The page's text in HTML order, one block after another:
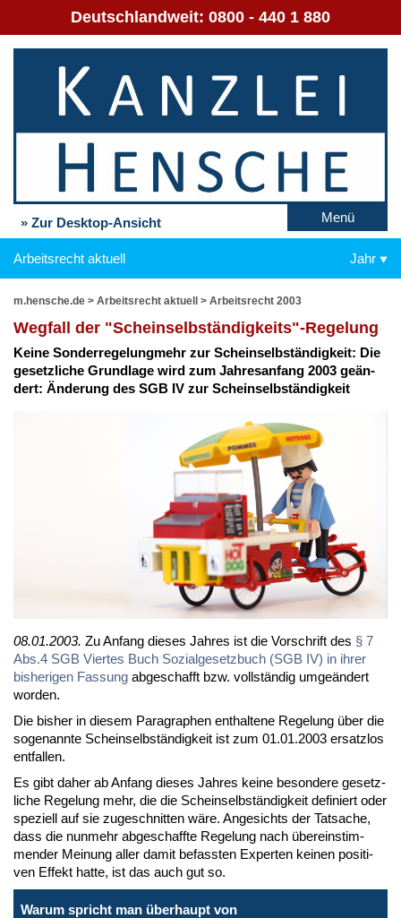
Deutschlandweit: 0800 - 440 1 880
» Zur Desktop-Ansicht Menü
Arbeitsrecht aktuell Jahr
m.hensche.de > Arbeitsrecht aktuell > Arbeitsrecht 2003
Weg­fall der "Schein­selb­stän­dig­keits"-Re­ge­lung
Kei­ne Son­der­re­ge­lung­mehr zur Schein­selb­stän­dig­keit: Die
ge­setz­li­che Grund­la­ge wird zum Jah­res­an­fang 2003 ge­än­
dert: Än­de­rung des SGB IV zur Schein­selb­stän­dig­keit
08.01.2003. Zu An­fang die­ses Jah­res ist die Vor­schrift des § 7
Abs.4 SGB Vier­tes Buch So­zi­al­ge­setz­buch (SGB IV) in ih­rer
bis­he­ri­gen Fas­sung ab­ge­schafft bzw. voll­stän­dig um­ge­än­dert
wor­den.
Die bis­her in die­sem Pa­ra­gra­phen ent­hal­te­ne Re­ge­lung über die
so­ge­nann­te Schein­selb­stän­dig­keit ist zum 01.01.2003 er­satz­los
ent­fal­len.
Es gibt da­her ab An­fang die­ses Jah­res kei­ne be­son­de­re ge­setz­
li­che Re­ge­lung mehr, die die Schein­selb­stän­dig­keit de­fi­niert oder
spe­zi­ell auf sie zu­ge­schnit­ten wä­re. An­ge­sichts der Tat­sa­che,
dass die nun­mehr ab­ge­schaff­te Re­ge­lung nach über­ein­stim­
men­der Mei­nung al­ler da­mit be­fass­ten Ex­per­ten kei­nen po­si­ti­
ven Ef­fekt hat­te, ist das auch gut so.
Warum spricht man überhaupt von